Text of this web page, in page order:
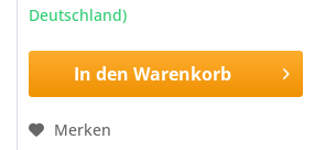
Deutschland)
In den Warenkorb
Merken